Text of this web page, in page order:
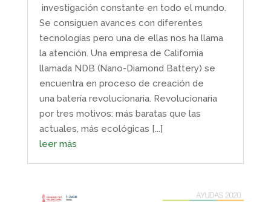
investigación constante en todo el mundo.
Se consiguen avances con diferentes
tecnologías pero una de ellas nos ha llama
la atención. Una empresa de California
llamada NDB (Nano-Diamond Battery) se
encuentra en proceso de creación de
una batería revolucionaria. Revolucionaria
por tres motivos: más baratas que las
actuales, más ecológicas [...]
leer más